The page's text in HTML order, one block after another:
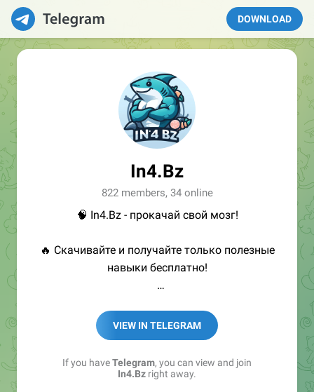
DOWNLOAD
In4.Bz
822 members, 34 online
🧠 In4.Bz - прокачай свой мозг!
🔥 Скачивайте и получайте только полезные
навыки бесплатно!
➖ in4.bz/
➖ https://t.me/in4bz
➖ twitter.com/bz_in4
➖ https://t.me/in4news
VIEW IN TELEGRAM
If you haveTelegram, you can view and join
In4.Bz right away.